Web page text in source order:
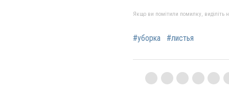
Якщо ви помітили помилку, виділіть
#уборка #листья